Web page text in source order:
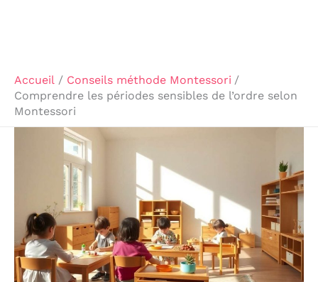
Accueil
Conseils méthode Montessori
Comprendre les périodes sensibles de l’ordre selon
Montessori